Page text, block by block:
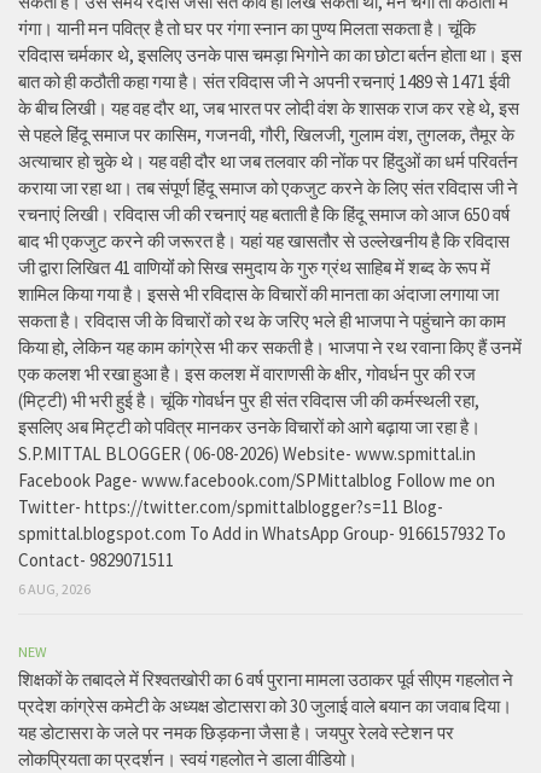
गंगा। यानी मन पवित्र है तो घर पर गंगा स्नान का पुण्य मिलता सकता है। चूंकि
रविदास चर्मकार थे, इसलिए उनके पास चमड़ा भिगोने का का छोटा बर्तन होता था। इस
बात को ही कठौती कहा गया है। संत रविदास जी ने अपनी रचनाएं 1489 से 1471 ईवी
के बीच लिखी। यह वह दौर था, जब भारत पर लोदी वंश के शासक राज कर रहे थे, इस
से पहले हिंदू समाज पर कासिम, गजनवी, गौरी, खिलजी, गुलाम वंश, तुगलक, तैमूर के
अत्याचार हो चुके थे। यह वही दौर था जब तलवार की नोंक पर हिंदुओं का धर्म परिवर्तन
कराया जा रहा था। तब संपूर्ण हिंदू समाज को एकजुट करने के लिए संत रविदास जी ने
रचनाएं लिखी। रविदास जी की रचनाएं यह बताती है कि हिंदू समाज को आज 650 वर्ष
बाद भी एकजुट करने की जरूरत है। यहां यह खासतौर से उल्लेखनीय है कि रविदास
जी द्वारा लिखित 41 वाणियोंं को सिख समुदाय के गुरु ग्रंथ साहिब में शब्द के रूप में
शामिल किया गया है। इससे भी रविदास के विचारों की मानता का अंदाजा लगाया जा
सकता है। रविदास जी के विचारों को रथ के जरिए भले ही भाजपा ने पहुंचाने का काम
किया हो, लेकिन यह काम कांग्रेस भी कर सकती है। भाजपा ने रथ रवाना किए हैं उनमें
एक कलश भी रखा हुआ है। इस कलश में वाराणसी के क्षीर, गोवर्धन पुर की रज
(मिट्टी) भी भरी हुई है। चूंकि गोवर्धन पुर ही संत रविदास जी की कर्मस्थली रहा,
इसलिए अब मिट्टी को पवित्र मानकर उनके विचारों को आगे बढ़ाया जा रहा है।
S.P.MITTAL BLOGGER ( 06-08-2026) Website- www.spmittal.in
Facebook Page- www.facebook.com/SPMittalblog Follow me on
Twitter- https://twitter.com/spmittalblogger?s=11 Blog-
spmittal.blogspot.com To Add in WhatsApp Group- 9166157932 To
Contact- 9829071511
6 AUG, 2026
NEW
शिक्षकों के तबादले में रिश्वतखोरी का 6 वर्ष पुराना मामला उठाकर पूर्व सीएम गहलोत ने
प्रदेश कांग्रेस कमेटी के अध्यक्ष डोटासरा को 30 जुलाई वाले बयान का जवाब दिया।
यह डोटासरा के जले पर नमक छिड़कना जैसा है। जयपुर रेलवे स्टेशन पर
लोकप्रियता का प्रदर्शन। स्वयं गहलोत ने डाला वीडियो।